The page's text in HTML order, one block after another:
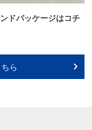
ドパッケージはコチ
ら